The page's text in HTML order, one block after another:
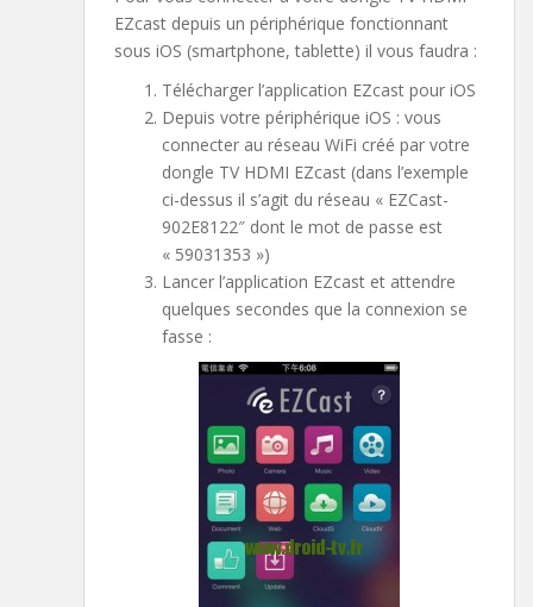
EZcast depuis un périphérique fonctionnant
sous iOS (smartphone, tablette) il vous faudra :
Télécharger l’application EZcast pour iOS
Depuis votre périphérique iOS : vous
connecter au réseau WiFi créé par votre
dongle TV HDMI EZcast (dans l’exemple
ci-dessus il s’agit du réseau « EZCast-
902E8122″ dont le mot de passe est
« 59031353 »)
Lancer l’application EZcast et attendre
quelques secondes que la connexion se
fasse :